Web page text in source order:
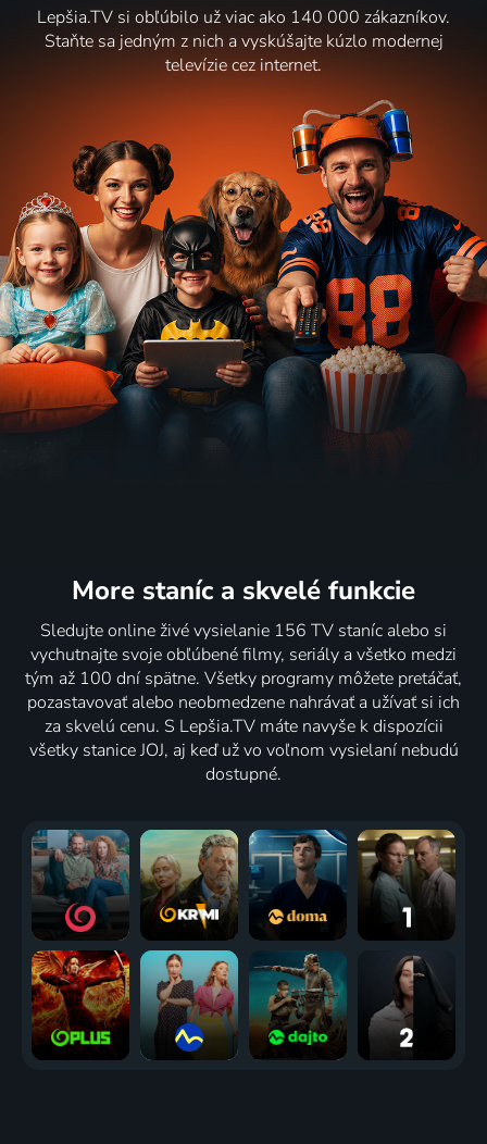
Lepšia.TV si obľúbilo už viac ako 140 000 zákazníkov.
Staňte sa jedným z nich a vyskúšajte kúzlo modernej
televízie cez internet.
More staníc a skvelé funkcie
Sledujte online živé vysielanie 156 TV staníc alebo si
vychutnajte svoje obľúbené filmy, seriály a všetko medzi
tým až 100 dní spätne. Všetky programy môžete pretáčať,
pozastavovať alebo neobmedzene nahrávať a užívať si ich
za skvelú cenu. S Lepšia.TV máte navyše k dispozícii
všetky stanice JOJ, aj keď už vo voľnom vysielaní nebudú
dostupné.